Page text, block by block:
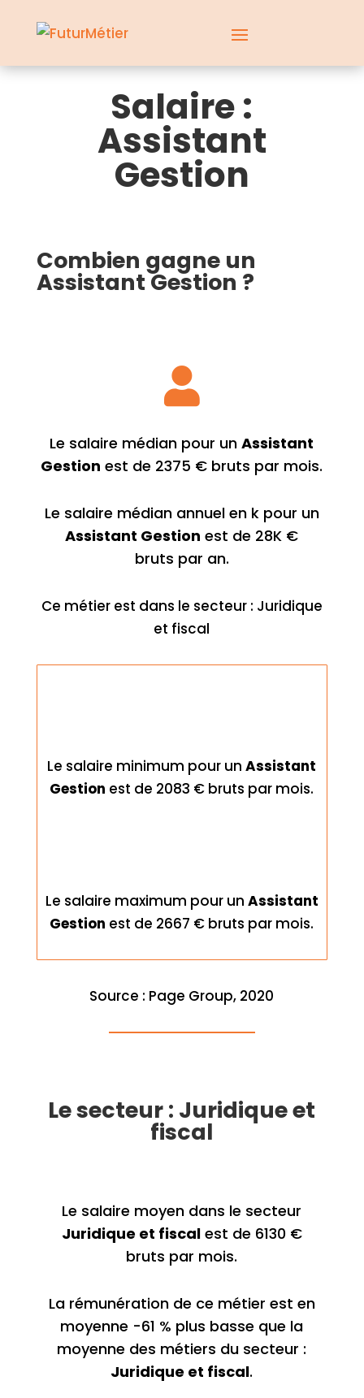
Salaire :
Assistant
Gestion
Combien gagne un
Assistant Gestion ?

Le salaire médian pour unAssistant
Gestion est de 2375 € bruts par mois.
Le salaire médian annuel en k pour un
Assistant Gestion est de 28K €
bruts par an.
Ce métier est dans le secteur : Juridique
et fiscal
Le salaire minimum pour unAssistant
Gestion est de 2083 € bruts par mois.
Le salaire maximum pour un Assistant
Gestion est de 2667 € bruts par mois.
Source : Page Group, 2020
Le secteur : Juridique et
fiscal
Le salaire moyen dans le secteur
Juridique et fiscalest de 6130 €
bruts par mois.
La rémunération de ce métier est en
moyenne -61 % plus basse que la
moyenne des métiers du secteur :
Juridique et fiscal.